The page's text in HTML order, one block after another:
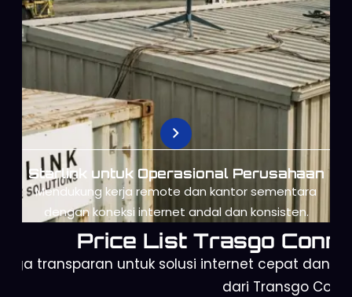
Starlink untuk Operasional Perusahaan
Mendukung kerja remote dan kantor sementara
dengan koneksi internet andal dan konsisten.
Price List Trasgo
transparan untuk solusi internet cepat dan
dari Transgo